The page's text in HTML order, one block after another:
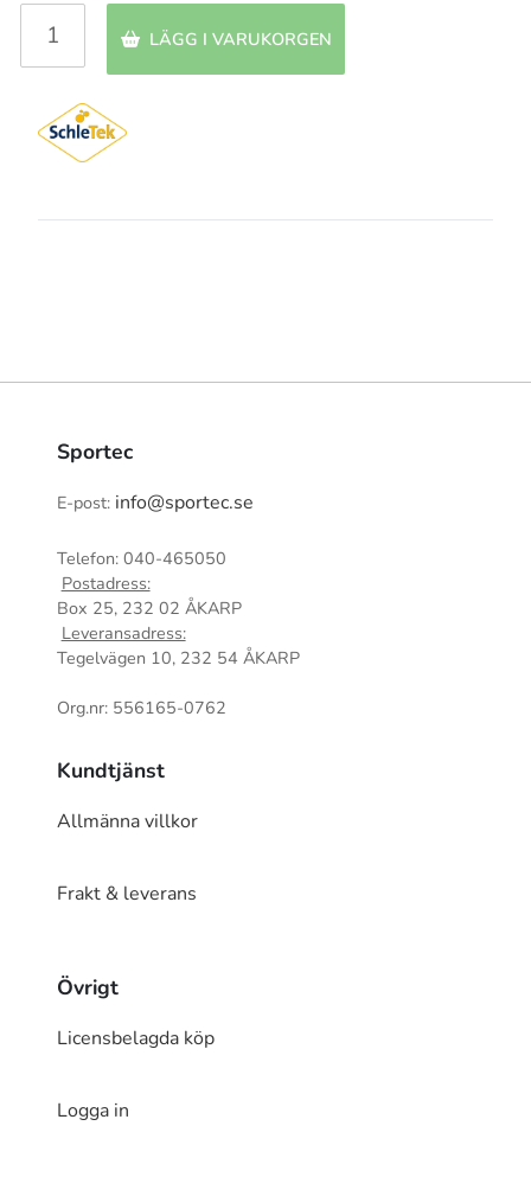
LÄGG I VARUKORGEN
Sportec
E-post: info@sportec.se
Telefon: 040-465050
Postadress:
Box 25, 232 02 ÅKARP
Leveransadress:
Tegelvägen 10, 232 54 ÅKARP
Org.nr: 556165-0762
Kundtjänst
Allmänna villkor
Frakt & leverans
Övrigt
Licensbelagda köp
Logga in